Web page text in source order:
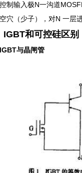
制输入极N一沟道
穴（少子），对N 一层
IGBT和可控硅区别
IGBT与晶闸管